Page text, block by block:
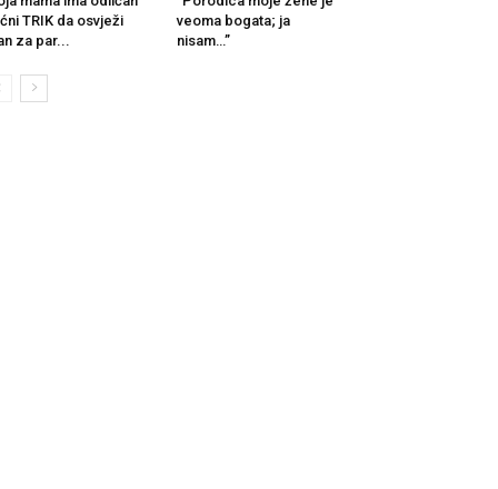
TRIK da osvježi
za par...
veoma bogata; ja
nisam…”